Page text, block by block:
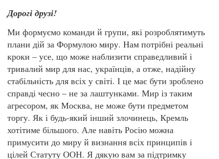
Дорогі друзі!
Ми формуємо команди й групи, які розроблятимуть
плани дій за Формулою миру. Нам потрібні реальні
кроки – усе, що може наблизити справедливий і
тривалий мир для нас, українців, а отже, надійну
стабільність для всіх у світі. І це має бути зроблено
справді чесно – не за лаштунками. Мир із таким
агресором, як Москва, не може бути предметом
торгу. Як і будь-який інший злочинець, Кремль
хотітиме більшого. Але навіть Росію можна
примусити до миру й визнання всіх принципів і
цілей Статуту ООН. Я дякую вам за підтримку